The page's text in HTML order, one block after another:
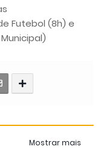
Futebol (8h) e
Mostrar mais